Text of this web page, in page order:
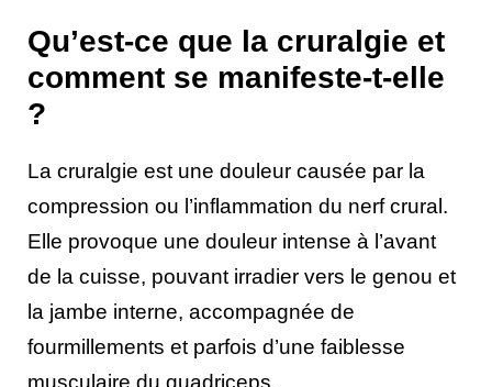
Qu’est-ce que la cruralgie et
comment se manifeste-t-elle
?
La cruralgie est une douleur causée par la
compression ou l’inflammation du nerf crural.
Elle provoque une douleur intense à l’avant
de la cuisse, pouvant irradier vers le genou et
la jambe interne, accompagnée de
fourmillements et parfois d’une faiblesse